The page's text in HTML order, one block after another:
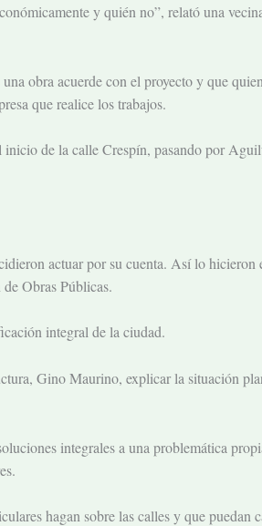
y quién no”, relató una
obra acuerde con el proyecto y que
que realice los trabajos.
de la calle Crespín, pasando por
actuar por su cuenta. Así lo
Obras Públicas.
integral de la ciudad.
Gino Maurino, explicar la situación
integrales a una problemática
hagan sobre las calles y que puedan